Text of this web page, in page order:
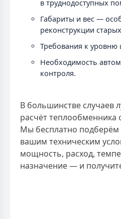
в труднодоступных
Габариты и вес —
реконструкции
Требования к
Необходимость
контроля.
В большинстве случаев
расчёт
Мы бесплатно
вашим техническим
мощность, расход,
назначение — и